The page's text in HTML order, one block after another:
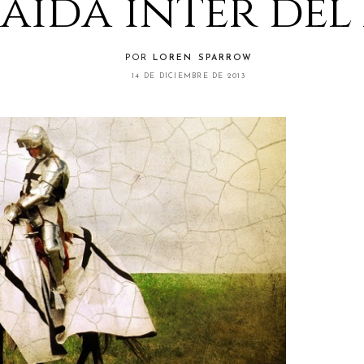
inter del
POR LOREN SPARROW
14 DE DICIEMBRE DE 2013